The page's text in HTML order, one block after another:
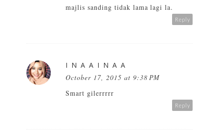
majlis sanding tidak lama lagi la.
Reply
I N A A I N A A
October 17, 2015 at 9:38 PM
Smart gilerrrrr
Reply